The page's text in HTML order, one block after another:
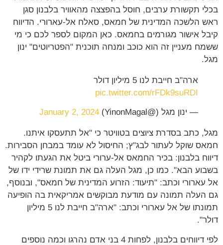
בכלי תקשורת ערבים, חוסל בהפצצה מהאוויר בלבנון סגן
ראש הלשכה המדינית של חמאס, סאלח אל-עארורי. הדיווח
קיבל אישור מגורמים בחמאס. כאן המקום לספר לכם כי מי
ששמח מעניין זה הוא כוכב ומנחה תוכנית "הפטריוטים" ינון
מגל.
ארה"ב חייבת לנו 5 מיליון דולר
pic.twitter.com/rFDk9suRDI
— ינון מגל (@YinonMagal) January 2, 2024
מגל, כתב בסדרת ציוצים בטוויטר כי "אל תתעסקו איתנו.
חמאס שוקל לעתור לבג"ץ; החיסול לא עומד במבחן הסבירות.
דיווח בלבנון: בכיר החמאס אל-ערורי ביטל את הגעתו לקהיר
בשבוע הבא". כמו כן, מגל העלה גם את תמונת שרידי ידו של
אל עארורי וכתב: "תיעוד: הזרוע המדינית של חמאס", ובנוסף,
גם העלה תמונה עם מודעת מבוקשים אמריקאית בה הופיעה
תמונתו של אל עארורי וכתב: "ארה"ב חייבת לנו 5 מיליון
דולר".
לפי דיווחים בלבנון, לפחות 4 בני אדם נהרגו וכמה נוספים